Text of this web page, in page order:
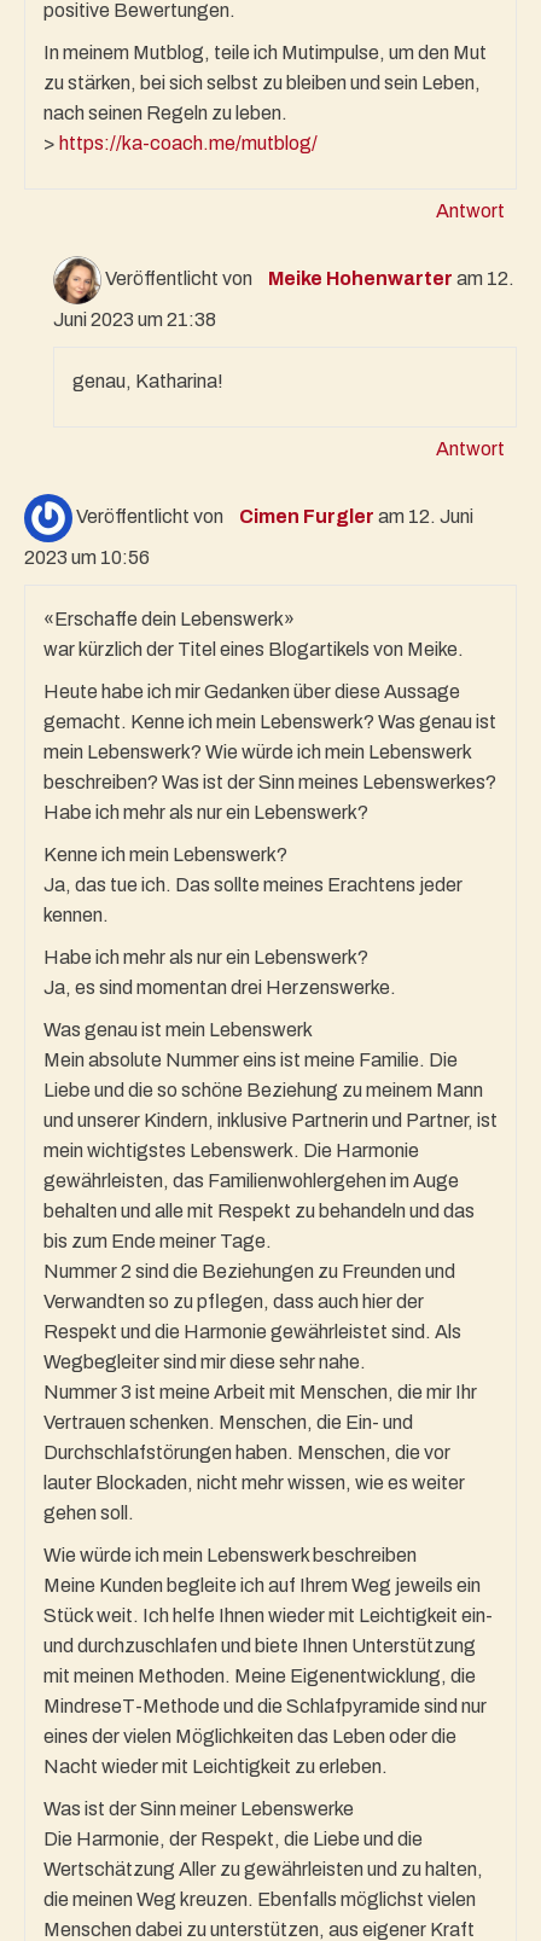
positive Bewertungen.
In meinem Mutblog, teile ich Mutimpulse, um den Mut
zu stärken, bei sich selbst zu bleiben und sein Leben,
nach seinen Regeln zu leben.
> https://ka-coach.me/mutblog/
Antwort
Veröffentlicht von Meike Hohenwarter am 12.
Juni 2023 um 21:38
genau, Katharina!
Antwort
Veröffentlicht von Cimen Furgler am 12. Juni
2023 um 10:56
«Erschaffe dein Lebenswerk»
war kürzlich der Titel eines Blogartikels von Meike.
Heute habe ich mir Gedanken über diese Aussage
gemacht. Kenne ich mein Lebenswerk? Was genau ist
mein Lebenswerk? Wie würde ich mein Lebenswerk
beschreiben? Was ist der Sinn meines Lebenswerkes?
Habe ich mehr als nur ein Lebenswerk?
Kenne ich mein Lebenswerk?
Ja, das tue ich. Das sollte meines Erachtens jeder
kennen.
Habe ich mehr als nur ein Lebenswerk?
Ja, es sind momentan drei Herzenswerke.
Was genau ist mein Lebenswerk
Mein absolute Nummer eins ist meine Familie. Die
Liebe und die so schöne Beziehung zu meinem Mann
und unserer Kindern, inklusive Partnerin und Partner, ist
mein wichtigstes Lebenswerk. Die Harmonie
gewährleisten, das Familienwohlergehen im Auge
behalten und alle mit Respekt zu behandeln und das
bis zum Ende meiner Tage.
Nummer 2 sind die Beziehungen zu Freunden und
Verwandten so zu pflegen, dass auch hier der
Respekt und die Harmonie gewährleistet sind. Als
Wegbegleiter sind mir diese sehr nahe.
Nummer 3 ist meine Arbeit mit Menschen, die mir Ihr
Vertrauen schenken. Menschen, die Ein- und
Durchschlafstörungen haben. Menschen, die vor
lauter Blockaden, nicht mehr wissen, wie es weiter
gehen soll.
Wie würde ich mein Lebenswerk beschreiben
Meine Kunden begleite ich auf Ihrem Weg jeweils ein
Stück weit. Ich helfe Ihnen wieder mit Leichtigkeit ein-
und durchzuschlafen und biete Ihnen Unterstützung
mit meinen Methoden. Meine Eigenentwicklung, die
MindreseT-Methode und die Schlafpyramide sind nur
eines der vielen Möglichkeiten das Leben oder die
Nacht wieder mit Leichtigkeit zu erleben.
Was ist der Sinn meiner Lebenswerke
Die Harmonie, der Respekt, die Liebe und die
Wertschätzung Aller zu gewährleisten und zu halten,
die meinen Weg kreuzen. Ebenfalls möglichst vielen
Menschen dabei zu unterstützen, aus eigener Kraft